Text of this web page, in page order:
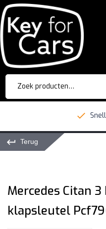
Zoeken
naar:
Snelle Werkwijze
Terug
Mercedes Citan
klapsleutel